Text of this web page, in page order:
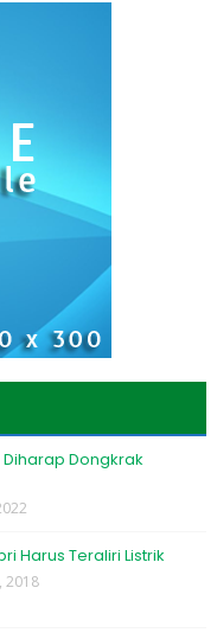
Dongkrak
Harus Teraliri Listrik
2018